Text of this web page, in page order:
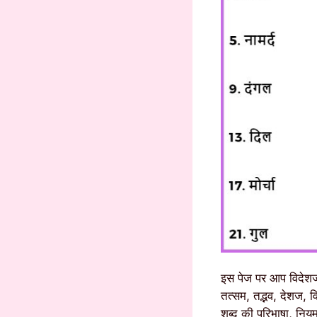
इस पेज पर आप
तत्सम, तद्भव, देशज,
शब्द की परिभाषा,